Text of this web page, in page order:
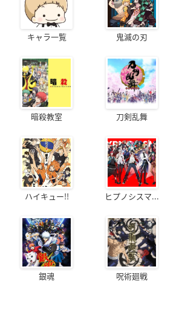
キャラ一覧 鬼滅の刃
暗殺教室 刀剣乱舞
ハイキュー!! ヒプノシスマ...
銀魂 呪術廻戦